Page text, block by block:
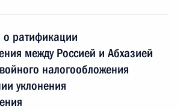
о ратификации
между Россией и Абхазией
налогообложения
уклонения